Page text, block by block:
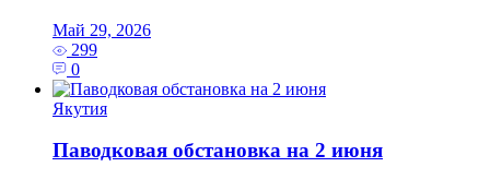
Май 29, 2026
299
0
Якутия
Паводковая обстановка на 2 июня